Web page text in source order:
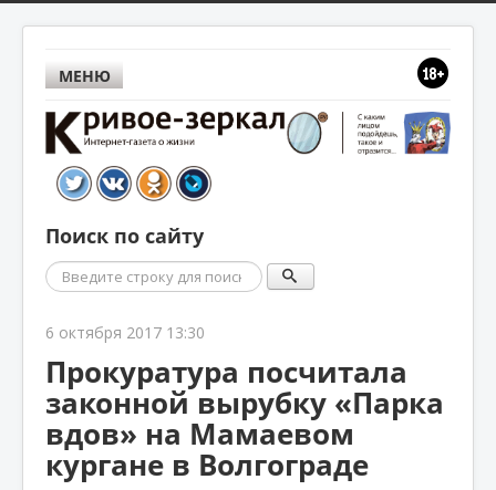
МЕНЮ
Поиск по сайту
Поиск
6 октября 2017 13:30
Прокуратура посчитала
законной вырубку «Парка
вдов» на Мамаевом
кургане в Волгограде